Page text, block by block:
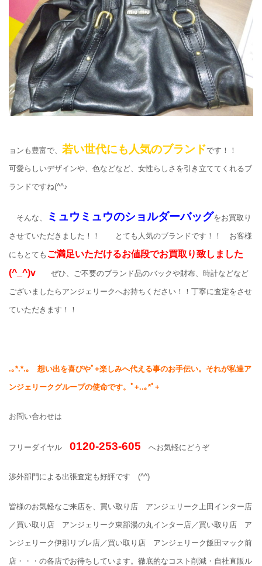
ョンも豊富で、 若い世代にも人気のブランドです！！
可愛らしいデザインや、色などなど、女性らしさを引き立ててくれるブ
ランドですね(^^♪
そんな、 ミュウミュウのショルダーバッグをお買取り
させていただきました！！ とても人気のブランドです！！ お客様
にもとても ご満足いただけるお値段でお買取り致しました
(^_^)v ぜひ、ご不要のブランド品のバックや財布、時計などなど
ございましたらアンジェリークへお持ちください！！丁寧に査定をさせ
ていただきます！！
.｡*.*.｡ 想い出を喜びやﾟ +楽しみへ代える事のお手伝い。それが私達ア
ンジェリークグループの使命です。ﾟ +..｡*ﾟ +
お問い合わせは
フリーダイヤル 0120-253-605 へお気軽にどうぞ
渉外部門による出張査定も好評です (^^)
皆様のお気軽なご来店を、買い取り店 アンジェリーク上田インター店
／買い取り店 アンジェリーク東部湯の丸インター店／買い取り店 ア
ンジェリーク伊那リブレ店／買い取り店 アンジェリーク飯田マック前
店・・・の各店でお待ちしています。徹底的なコスト削減・自社直販ル